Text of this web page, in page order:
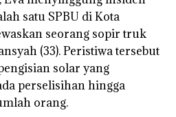
satu SPBU di Kota
seorang sopir truk
(33). Peristiwa tersebut
solar yang
perselisihan hingga
orang.